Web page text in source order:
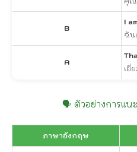
B
I
ฉัน
A
เยี่
🗣️ ตัวอย่างการแน
ภาษาอังกฤษ